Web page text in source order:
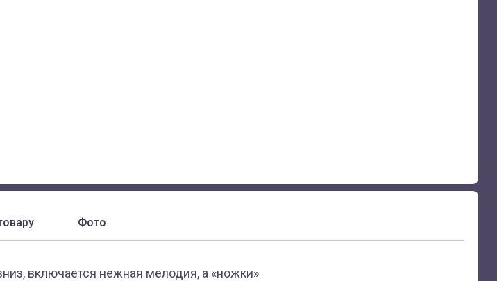
Фото
включается нежная мелодия, а «ножки»